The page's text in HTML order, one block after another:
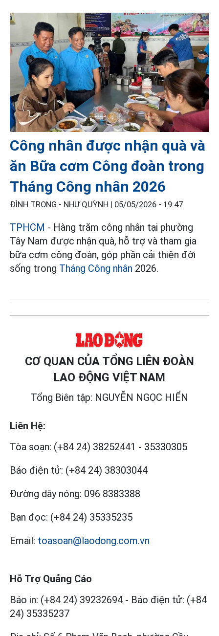
Công nhân được nhận quà và
ăn Bữa cơm Công đoàn trong
Tháng Công nhân 2026
ĐÌNH TRỌNG - NHƯ QUỲNH | 05/05/2026 - 19:47
TPHCM - Hàng trăm công nhân tại phường
Tây Nam được nhận quà, hỗ trợ và tham gia
bữa cơm công đoàn, góp phần cải thiện đời
sống trong Tháng Công nhân 2026.
CƠ QUAN CỦA TỔNG LIÊN ĐOÀN
LAO ĐỘNG VIỆT NAM
Tổng Biên tập: NGUYỄN NGỌC HIỂN
Liên Hệ:
Tòa soạn: (+84 24) 38252441 - 35330305
Báo điện tử: (+84 24) 38303044
Đường dây nóng: 096 8383388
Bạn đọc: (+84 24) 35335235
Email: toasoan@laodong.com.vn
Hỗ Trợ Quảng Cáo
Báo in: (+84 24) 39232694 - Báo điện tử: (+84
24) 35335237